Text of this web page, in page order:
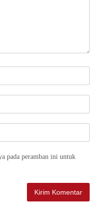
pada peramban ini untuk